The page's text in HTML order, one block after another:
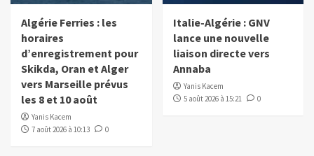
Algérie Ferries : les
horaires
d’enregistrement pour
Skikda, Oran et Alger
vers Marseille prévus
les 8 et 10 août
Yanis Kacem
7 août 2026 à 10:13
0
Italie-Algérie : GNV
lance une nouvelle
liaison directe vers
Annaba
Yanis Kacem
5 août 2026 à 15:21
0